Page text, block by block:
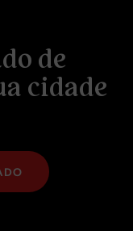
do de
a cidade